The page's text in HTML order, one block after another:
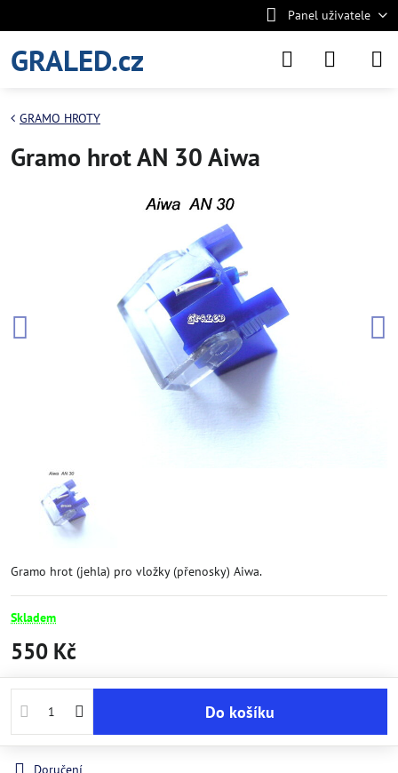
Panel uživatele
GRALED.cz
GRAMO HROTY
Gramo hrot AN 30 Aiwa
Gramo hrot (jehla) pro vložky (přenosky) Aiwa.
Skladem
550 Kč
Do košíku
Doručení